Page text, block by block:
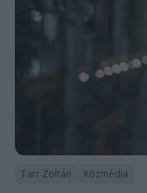
Tarr Zoltán Közmédia